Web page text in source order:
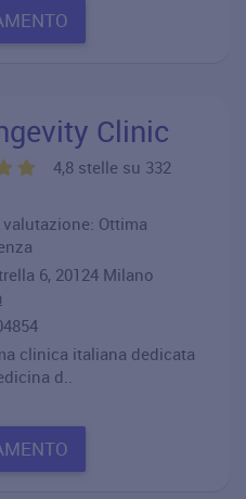
Clinic
4,8 stelle su 332
Ottima
6, 20124 Milano
clinica italiana dedicata
d..